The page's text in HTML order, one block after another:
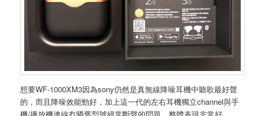
想要WF-1000XM3因為sony仍然是真無線降噪耳機中聽歌最好聲
的，而且降噪效能勁好，加上這一代的左右耳機獨立channel與手